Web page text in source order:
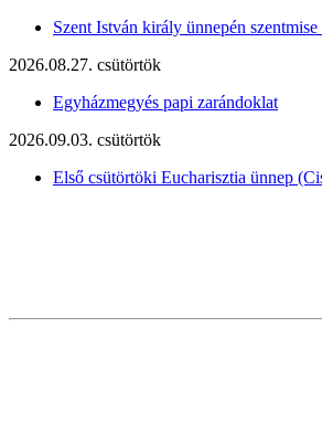
Szent István király ünnepén
2026.08.27. csütörtök
Egyházmegyés papi zarándoklat
2026.09.03. csütörtök
Első csütörtöki Eucharisztia ünnep